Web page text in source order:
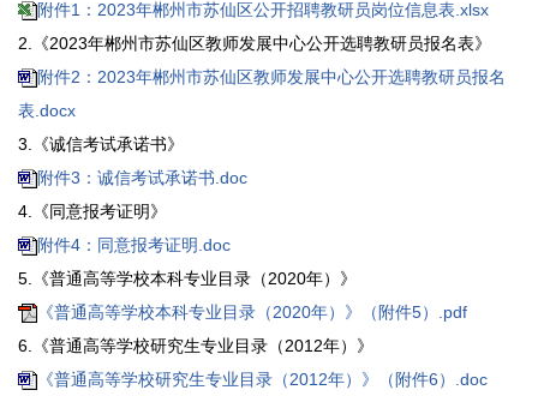
附件1：2023年郴州市苏仙区公开招聘教研员岗位信息表.xlsx
2.《2023年郴州市苏仙区教师发展中心公开选聘教研员报名表》
附件2：2023年郴州市苏仙区教师发展中心公开选聘教研员报名
表.docx
3.《诚信考试承诺书》
附件3：诚信考试承诺书.doc
4.《同意报考证明》
附件4：同意报考证明.doc
5.《普通高等学校本科专业目录（2020年）》
《普通高等学校本科专业目录（2020年）》（附件5）.pdf
6.《普通高等学校研究生专业目录（2012年）》
《普通高等学校研究生专业目录（2012年）》（附件6）.doc